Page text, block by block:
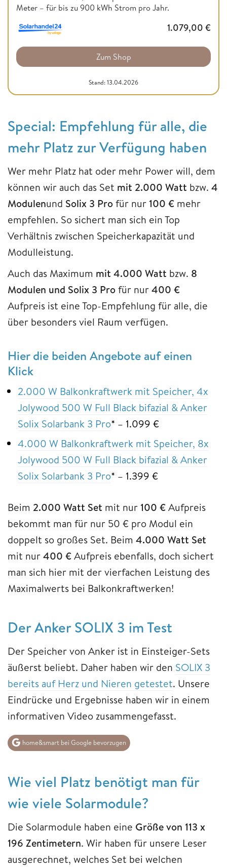
Meter – für bis zu 900 kWh Strom pro Jahr.
1.079,00 €
Zum Shop
Stand: 13.04.2026
Special: Empfehlung für alle, die
mehr Platz zur Verfügung haben
Wer mehr Platz hat oder mehr Power will, dem
können wir auch das Set mit 2.000 Watt bzw. 4
Modulenund Solix 3 Profür nur100 € mehr
empfehlen. So sichert man sich ein Top
Verhältnis zwischen Speicherkapazität und
Modulleistung.
Auch das Maximum mit 4.000 Watt bzw. 8
Modulen und Solix 3 Profür nur400 €
Aufpreis ist eine Top-Empfehlung für alle, die
über besonders viel Raum verfügen.
Hier die beiden Angebote auf einen
Klick
2.000 W Balkonkraftwerk mit Speicher, 4x
Jolywood 500 W Full Black bifazial & Anker
Solix Solarbank 3 Pro* – 1.099 €
4.000 W Balkonkraftwerk mit Speicher, 8x
Jolywood 500 W Full Black bifazial & Anker
Solix Solarbank 3 Pro* – 1.399 €
Beim 2.000 Watt Set mit nur100 €Aufpreis
bekommt man für nur 50 € pro Modul ein
doppelt so großes Set. Beim 4.000 Watt Set
mit nur400 €Aufpreis ebenfalls, doch sichert
man sich hier mit der vierfachen Leistung des
Maximalwerts bei Balkonkraftwerken!
Der Anker SOLIX 3 im Test
Der Speicher von Anker ist in Einsteiger-Sets
äußerst beliebt. Daher haben wir den SOLIX 3
bereits auf Herz und Nieren getestet. Unsere
Eindrücke und Ergebnisse haben wir in einem
informativen Video zusammengefasst.
home&smart bei Google bevorzugen
Wie viel Platz benötigt man für
wie viele Solarmodule?
Die Solarmodule haben eine Größe von 113 x
196 Zentimetern. Wir haben für unsere Leser
ausgerechnet, welches Set bei welchen